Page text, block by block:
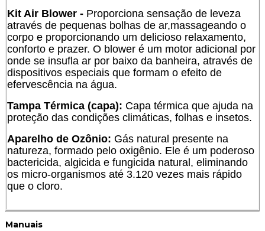
Kit Air Blower - Proporciona sensação de leveza
através de pequenas bolhas de ar,massageando o
corpo e proporcionando um delicioso relaxamento,
conforto e prazer. O blower é um motor adicional por
onde se insufla ar por baixo da banheira, através de
dispositivos especiais que formam o efeito de
efervescência na água.
Tampa Térmica (capa): Capa térmica que ajuda na
proteção das condições climáticas, folhas e insetos.
Aparelho de Ozônio: Gás natural presente na
natureza, formado pelo oxigênio. Ele é um poderoso
bactericida, algicida e fungicida natural, eliminando
os micro-organismos até 3.120 vezes mais rápido
que o cloro.
Manuais